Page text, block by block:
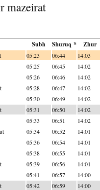
mazeirat
Subh Shuruq * Zhur
05:23 06:44 14:03
05:25 06:45 14:02
05:26 06:46 14:02
05:28 06:47 14:02
05:30 06:49 14:02
05:31 06:50 14:02
05:33 06:51 14:02
05:34 06:52 14:01
05:36 06:54 14:01
05:38 06:55 14:01
05:39 06:56 14:01
05:41 06:57 14:00
05:42 06:59 14:00